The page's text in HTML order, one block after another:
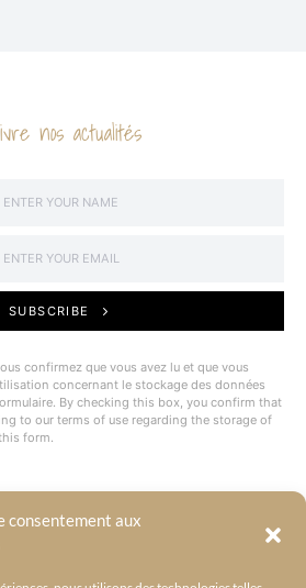
consentement aux
nos actualités
SUBSCRIBE
confirmez que vous avez lu et que vous
concernant le stockage des données
By checking this box, you confirm that
to our terms of use regarding the storage of
form.
@BYRACKEL